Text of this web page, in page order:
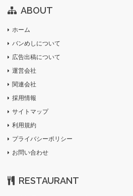
ABOUT
ホーム
バンめしについて
広告出稿について
運営会社
関連会社
採用情報
サイトマップ
利用規約
プライバシーポリシー
お問い合わせ
RESTAURANT